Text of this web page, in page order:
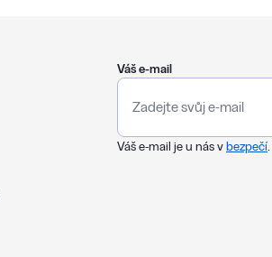
Váš e-mail
Váš e-mail je u nás vbezpečí